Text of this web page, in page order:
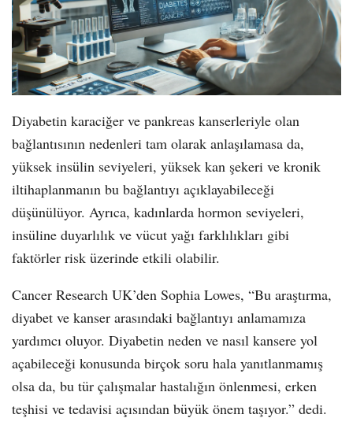
Diyabetin karaciğer ve pankreas kanserleriyle olan
bağlantısının nedenleri tam olarak anlaşılamasa da,
yüksek insülin seviyeleri, yüksek kan şekeri ve kronik
iltihaplanmanın bu bağlantıyı açıklayabileceği
düşünülüyor. Ayrıca, kadınlarda hormon seviyeleri,
insüline duyarlılık ve vücut yağı farklılıkları gibi
faktörler risk üzerinde etkili olabilir.
Cancer Research UK’den Sophia Lowes, “Bu araştırma,
diyabet ve kanser arasındaki bağlantıyı anlamamıza
yardımcı oluyor. Diyabetin neden ve nasıl kansere yol
açabileceği konusunda birçok soru hala yanıtlanmamış
olsa da, bu tür çalışmalar hastalığın önlenmesi, erken
teşhisi ve tedavisi açısından büyük önem taşıyor.” dedi.